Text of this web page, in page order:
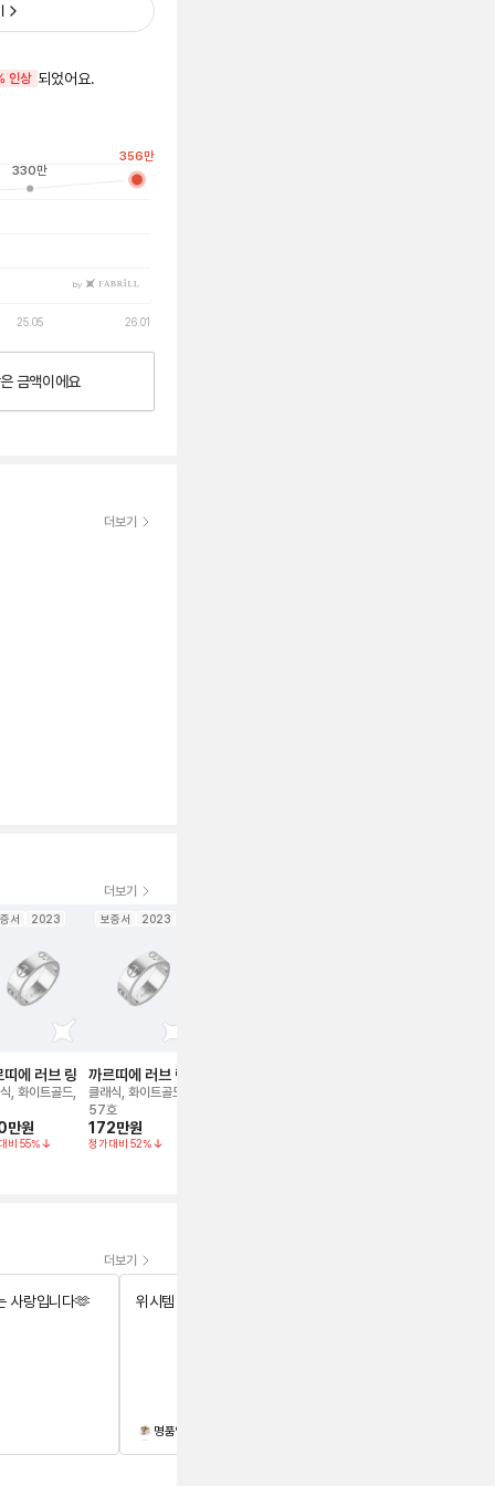
인상 되었어요.
25.05 26.01
by
330만
356만
금액이에요
더보기
더보기
서 2023
띠에 러브 링
, 화이트골드,
만원
비 55%
보증서 2023
까르띠에 러브 링
클래식, 화이트골드,
57호
172만원
정가대비 52%
더보기
사랑입니다🫶 위시템 장착했어요^^🥰
명품인사람이되자